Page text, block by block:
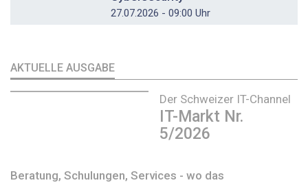
27.07.2026 - 09:00 Uhr
AKTUELLE AUSGABE
Der Schweizer IT-Channel
IT-Markt Nr.
5/2026
Beratung, Schulungen, Services - wo das